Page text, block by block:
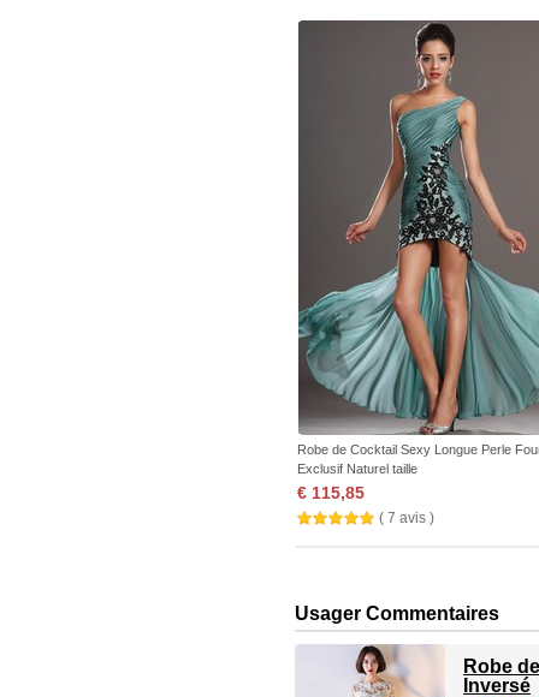
Robe de Cocktail Sexy Longue Perle
Exclusif Naturel taille
€ 115,85
( 7 avis )
Usager Commentaires
Robe
Inversé